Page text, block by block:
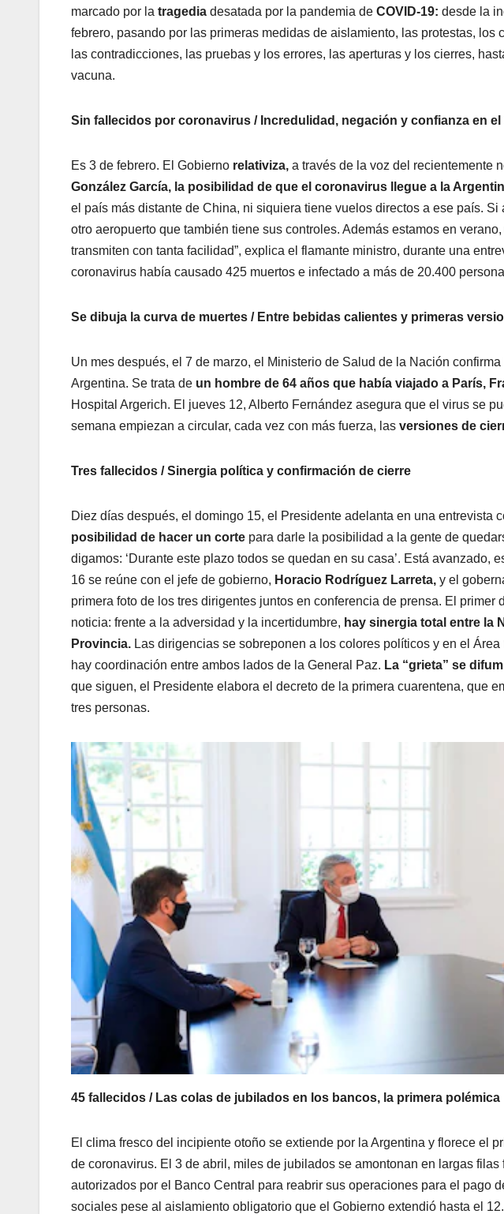
marcado por la tragedia desatada por la pandemia de COVID-19: desde la
febrero, pasando por las primeras medidas de aislamiento, las protestas, los
las contradicciones, las pruebas y los errores, las aperturas y los cierres,
vacuna.
Sin fallecidos por coronavirus / Incredulidad, negación y confianza en el
Es 3 de febrero. El Gobierno relativiza, a través de la voz del recientemente
González García, la posibilidad de que el coronavirus llegue a la
el país más distante de China, ni siquiera tiene vuelos directos a ese país.
otro aeropuerto que también tiene sus controles. Además estamos en
transmiten con tanta facilidad”, explica el flamante ministro, durante una
coronavirus había causado 425 muertos e infectado a más de 20.400
Se dibuja la curva de muertes / Entre bebidas calientes y primeras
Un mes después, el 7 de marzo, el Ministerio de Salud de la Nación
Argentina. Se trata de un hombre de 64 años que había viajado a París,
Hospital Argerich. El jueves 12, Alberto Fernández asegura que el virus se
semana empiezan a circular, cada vez con más fuerza, las versiones de
Tres fallecidos / Sinergia política y confirmación de cierre
Diez días después, el domingo 15, el Presidente adelanta en una entrevista
posibilidad de hacer un corte para darle la posibilidad a la gente de
digamos: ‘Durante este plazo todos se quedan en su casa’. Está avanzado,
16 se reúne con el jefe de gobierno, Horacio Rodríguez Larreta, y el
primera foto de los tres dirigentes juntos en conferencia de prensa. El
noticia: frente a la adversidad y la incertidumbre, hay sinergia total entre la
Provincia. Las dirigencias se sobreponen a los colores políticos y en el
hay coordinación entre ambos lados de la General Paz. La “grieta” se
que siguen, el Presidente elabora el decreto de la primera cuarentena, que
tres personas.
45 fallecidos / Las colas de jubilados en los bancos, la primera polémica
El clima fresco del incipiente otoño se extiende por la Argentina y florece el
de coronavirus. El 3 de abril, miles de jubilados se amontonan en largas
autorizados por el Banco Central para reabrir sus operaciones para el pago
sociales pese al aislamiento obligatorio que el Gobierno extendió hasta el